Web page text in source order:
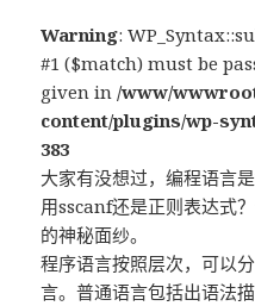
Warning:
#1 ($match) must be
given in/www/
content/plugins/wp-
383
大家有没想过，编程语言
用sscanf还是正则表达式
的神秘面纱。
程序语言按照层次，可以
言。普通语言包括出语法